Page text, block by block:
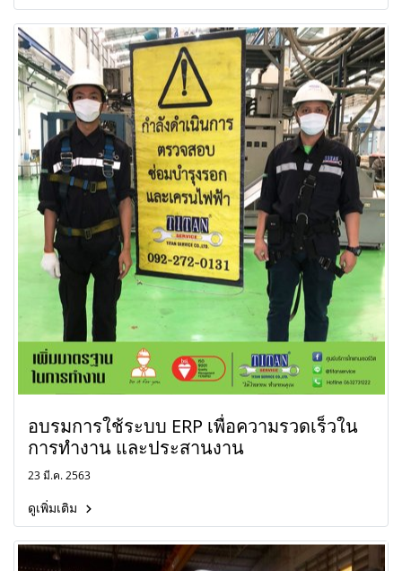
อบรมการใช้ระบบ ERP เพื่อความรวดเร็วใน
การทำงาน และประสานงาน
23 มี.ค. 2563
ดูเพิ่มเติม